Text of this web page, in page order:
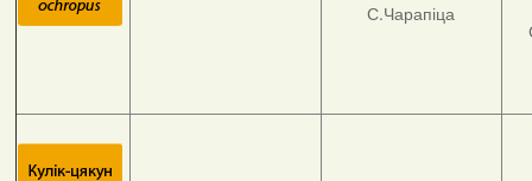
С.Чарапіца